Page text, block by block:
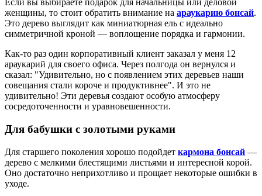
Если вы выбираете подарок для начальницы или деловой
женщины, то стоит обратить внимание на араукарию бонсай.
Это дерево выглядит как миниатюрная ель с идеально
симметричной кроной — воплощение порядка и гармонии.
Как-то раз один корпоративный клиент заказал у меня 12
араукарий для своего офиса. Через полгода он вернулся и
сказал: "Удивительно, но с появлением этих деревьев наши
совещания стали короче и продуктивнее". И это не
удивительно! Эти деревья создают особую атмосферу
сосредоточенности и уравновешенности.
Для бабушки с золотыми руками
Для старшего поколения хорошо подойдет кармона бонсай —
дерево с мелкими блестящими листьями и интересной корой.
Оно достаточно неприхотливо и прощает некоторые ошибки в
уходе.